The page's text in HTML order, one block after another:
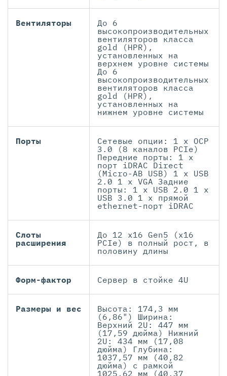
Вентиляторы
До 6
высокопроизводительных
вентиляторов класса
gold (HPR),
установленных на
верхнем уровне системы
До 6
высокопроизводительных
вентиляторов класса
gold (HPR),
установленных на
нижнем уровне системы
Порты
Сетевые опции: 1 x OCP
3.0 (8 каналов PCIe)
Передние порты: 1 x
порт iDRAC Direct
(Micro-AB USB) 1 x USB
2.0 1 x VGA Задние
порты: 1 x USB 2.0 1 x
USB 3.0 1 x прямой
ethernet-порт iDRAC
Слоты
расширения
До 12 x16 Gen5 (x16
PCIe) в полный рост, в
половину длины
Форм-фактор Сервер в стойке 4U
Размеры и вес
Высота: 174,3 мм
(6,86") Ширина:
Верхний 2U: 447 мм
(17,59 дюйма) Нижний
2U: 434 мм (17,08
дюйма) Глубина:
1037,57 мм (40,82
дюйма) с рамкой
1025,62 мм (40,37